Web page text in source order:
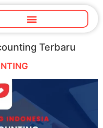
Terbaru